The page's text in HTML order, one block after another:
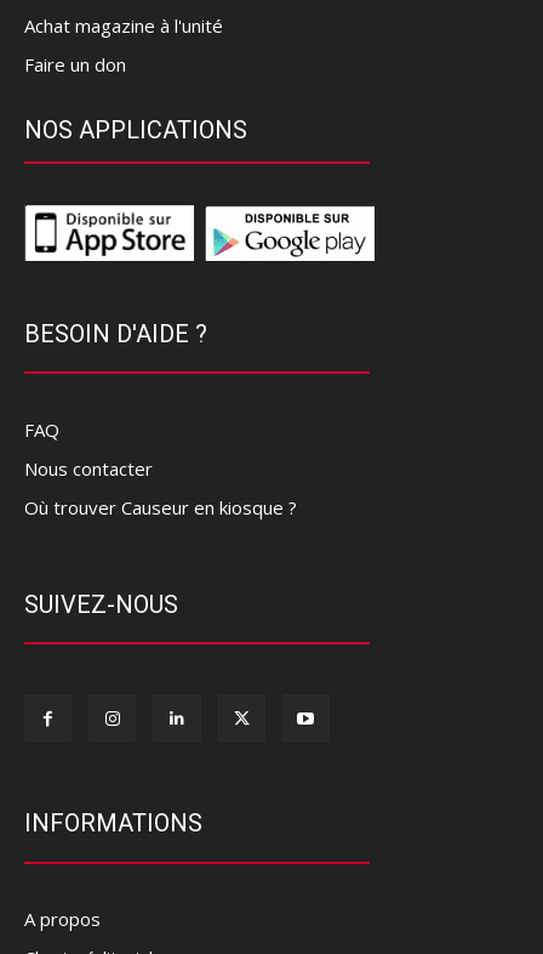
Achat magazine à l'unité
Faire un don
NOS APPLICATIONS
BESOIN D'AIDE ?
FAQ
Nous contacter
Où trouver Causeur en kiosque ?
SUIVEZ-NOUS
INFORMATIONS
A propos